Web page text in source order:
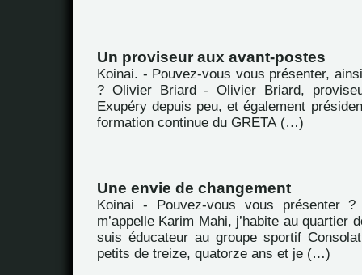
Un proviseur aux avant-postes
Koinai. - Pouvez-vous vous présenter,
? Olivier Briard - Olivier Briard,
Exupéry depuis peu, et également
formation continue du GRETA (…)
Une envie de changement
Koinai - Pouvez-vous vous présenter
m’appelle Karim Mahi, j’habite au quartier
suis éducateur au groupe sportif
petits de treize, quatorze ans et je (…)